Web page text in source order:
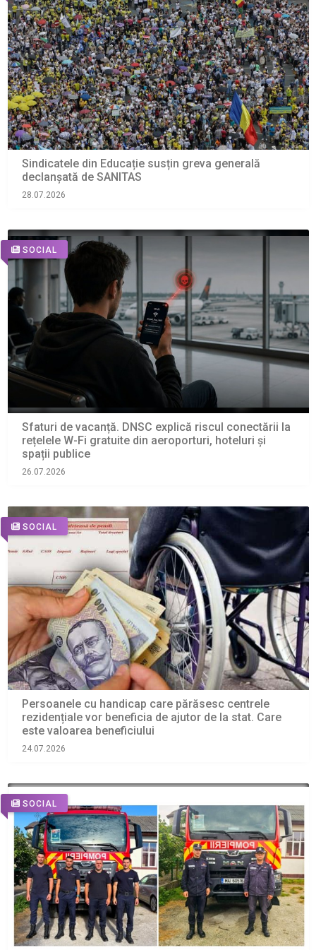
Sindicatele din Educație susțin greva generală
declanșată de SANITAS
28.07.2026
SOCIAL
Sfaturi de vacanță. DNSC explică riscul conectării la
rețelele W-Fi gratuite din aeroporturi, hoteluri și
spații publice
26.07.2026
SOCIAL
Persoanele cu handicap care părăsesc centrele
rezidențiale vor beneficia de ajutor de la stat. Care
este valoarea beneficiului
24.07.2026
SOCIAL